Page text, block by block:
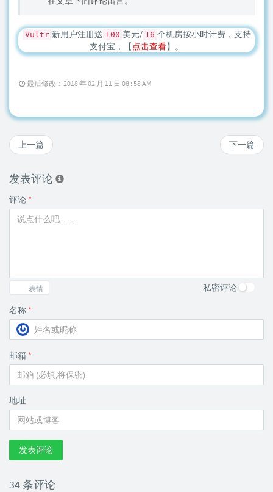
Vultr 新用户注册送 100 美元/ 16 个机房按小时计费，支持
支付宝，【 点击查看】。
最后修改：2018 年 02 月 11 日 08 : 58 AM
下一篇
上一篇
发表评论
评论 *
表情 私密评论
名称 *
邮箱 *
地址
发表评论
34 条评论